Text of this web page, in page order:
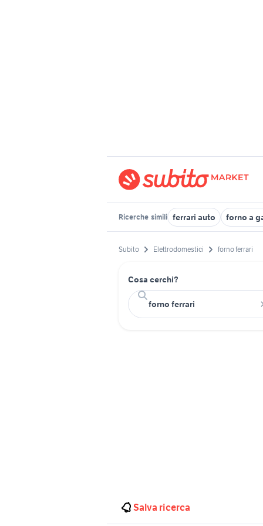
Ricerche simili ferrari auto forno a
Subito Elettrodomestici forno ferrari
Cosa cerchi?
Salva ricerca